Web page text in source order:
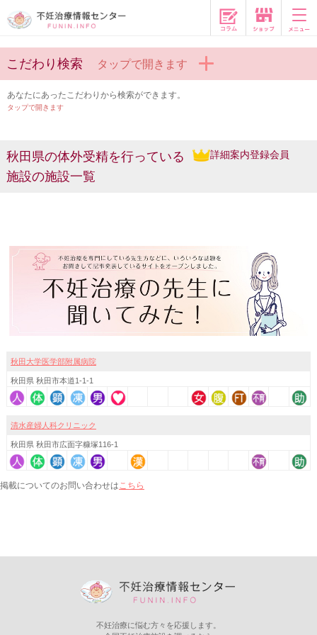
コラム
こだわり検索 タップで開きます
あなたにあったこだわりから検索ができます。
タップで開きます
秋田県の体外受精を行っている
施設の施設一覧
詳細案内登録会員
秋田大学医学部附属病院
秋田県 秋田市本道1-1-1
清水産婦人科クリニック
秋田県 秋田市広面字糠塚116-1
掲載についてのお問い合わせは こちら
不妊治療に悩む方々を応援します。